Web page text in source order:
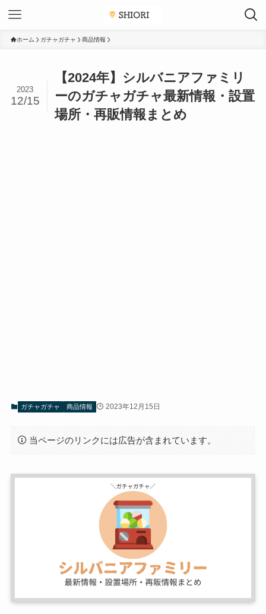
ホーム ガチャガチャ 商品情報
【2024年】シルバニアファミリ
ーのガチャガチャ最新情報・設置
場所・再販情報まとめ
2023
12/15
ガチャガチャ 商品情報 2023年12月15日
当ページのリンクには広告が含まれています。